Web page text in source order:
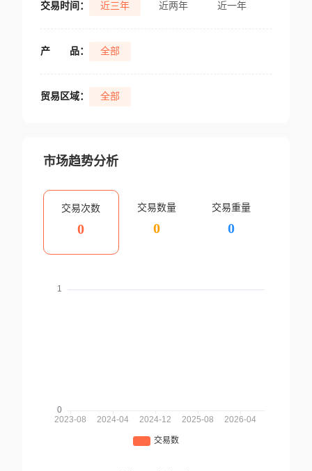
交易时间： 近三年 近两年 近一年
产 品： 全部
贸易区域： 全部
市场趋势分析
交易次数
0
交易数量
0
交易重量
0